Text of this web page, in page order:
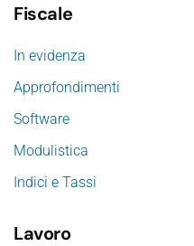
Fiscale
In evidenza
Approfondimenti
Software
Modulistica
Indici e Tassi
Lavoro